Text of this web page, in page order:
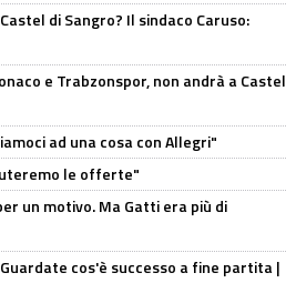
di Sangro? Il sindaco Caruso:
e Trabzonspor, non andrà a Castel
ad una cosa con Allegri"
le offerte"
un motivo. Ma Gatti era più di
cos'è successo a fine partita |